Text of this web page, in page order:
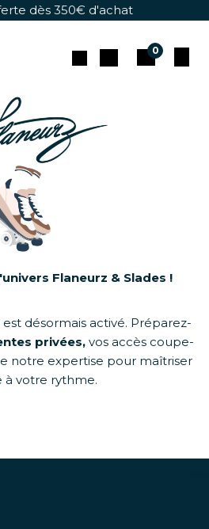
dès 350€ d'achat
0
Flaneurz & Slades !
désormais activé. Préparez-
privées,vos accès coupe-
notre expertise pour maîtriser
à votre rythme.